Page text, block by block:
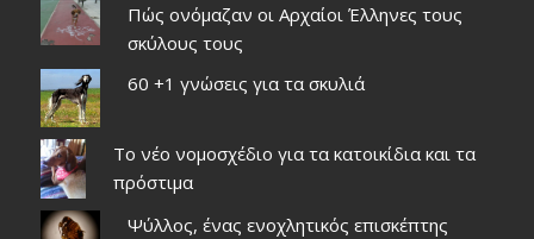
Πώς ονόμαζαν οι Αρχαίοι Έλληνες τους
σκύλους τους
60 +1 γνώσεις για τα σκυλιά
Το νέο νομοσχέδιο για τα κατοικίδια και τα
πρόστιμα
Ψύλλος, ένας ενοχλητικός επισκέπτης